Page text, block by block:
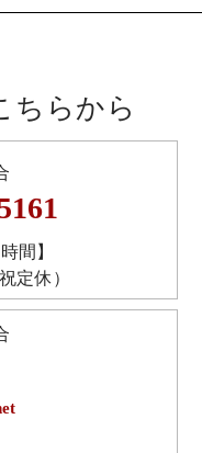
ちらから
間】
定休）